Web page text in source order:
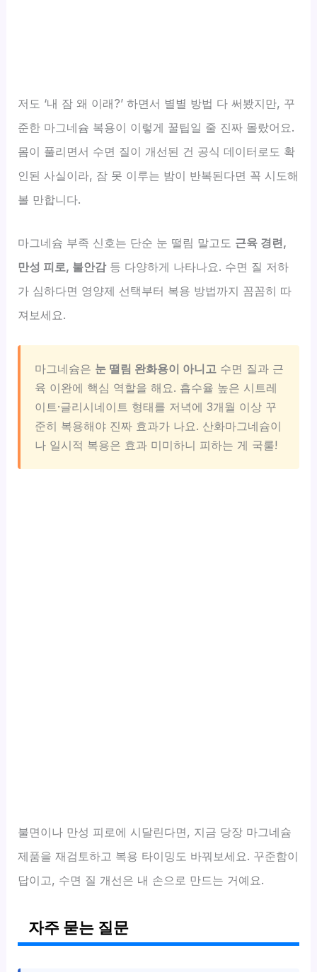
저도 ‘내 잠 왜 이래?’ 하면서 별별 방법 다 써봤지만, 꾸
준한 마그네슘 복용이 이렇게 꿀팁일 줄 진짜 몰랐어요.
몸이 풀리면서 수면 질이 개선된 건 공식 데이터로도 확
인된 사실이라, 잠 못 이루는 밤이 반복된다면 꼭 시도해
볼 만합니다.
마그네슘 부족 신호는 단순 눈 떨림 말고도 근육 경련,
만성 피로, 불안감등 다양하게 나타나요. 수면 질 저하
가 심하다면 영양제 선택부터 복용 방법까지 꼼꼼히 따
져보세요.
마그네슘은 눈 떨림 완화용이 아니고 수면 질과 근
육 이완에 핵심 역할을 해요. 흡수율 높은 시트레
이트·글리시네이트 형태를 저녁에 3개월 이상 꾸
준히 복용해야 진짜 효과가 나요. 산화마그네슘이
나 일시적 복용은 효과 미미하니 피하는 게 국룰!
불면이나 만성 피로에 시달린다면, 지금 당장 마그네슘
제품을 재검토하고 복용 타이밍도 바꿔보세요. 꾸준함이
답이고, 수면 질 개선은 내 손으로 만드는 거예요.
자주 묻는 질문